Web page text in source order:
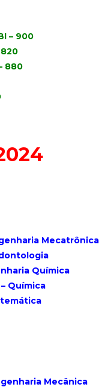
– 900
820
880
Mecatrônica
Química
– Química
Mecânica